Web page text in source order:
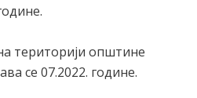
територији општине
се 07.2022. године.